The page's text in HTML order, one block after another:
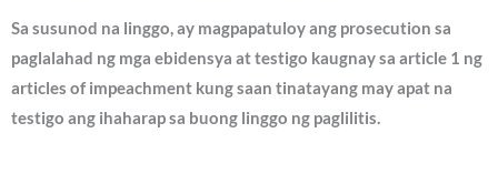
Sa susunod na linggo, ay magpapatuloy ang prosecution sa
paglalahad ng mga ebidensya at testigo kaugnay sa article 1 ng
articles of impeachment kung saan tinatayang may apat na
testigo ang ihaharap sa buong linggo ng paglilitis.